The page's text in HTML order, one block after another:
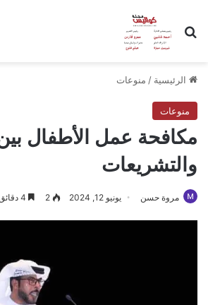
بحث عن
الرئيسية / منوعات
منوعات
مكافحة عمل الأطفال بين
والتشريعات
مروة حسن يونيو 12, 2024 2